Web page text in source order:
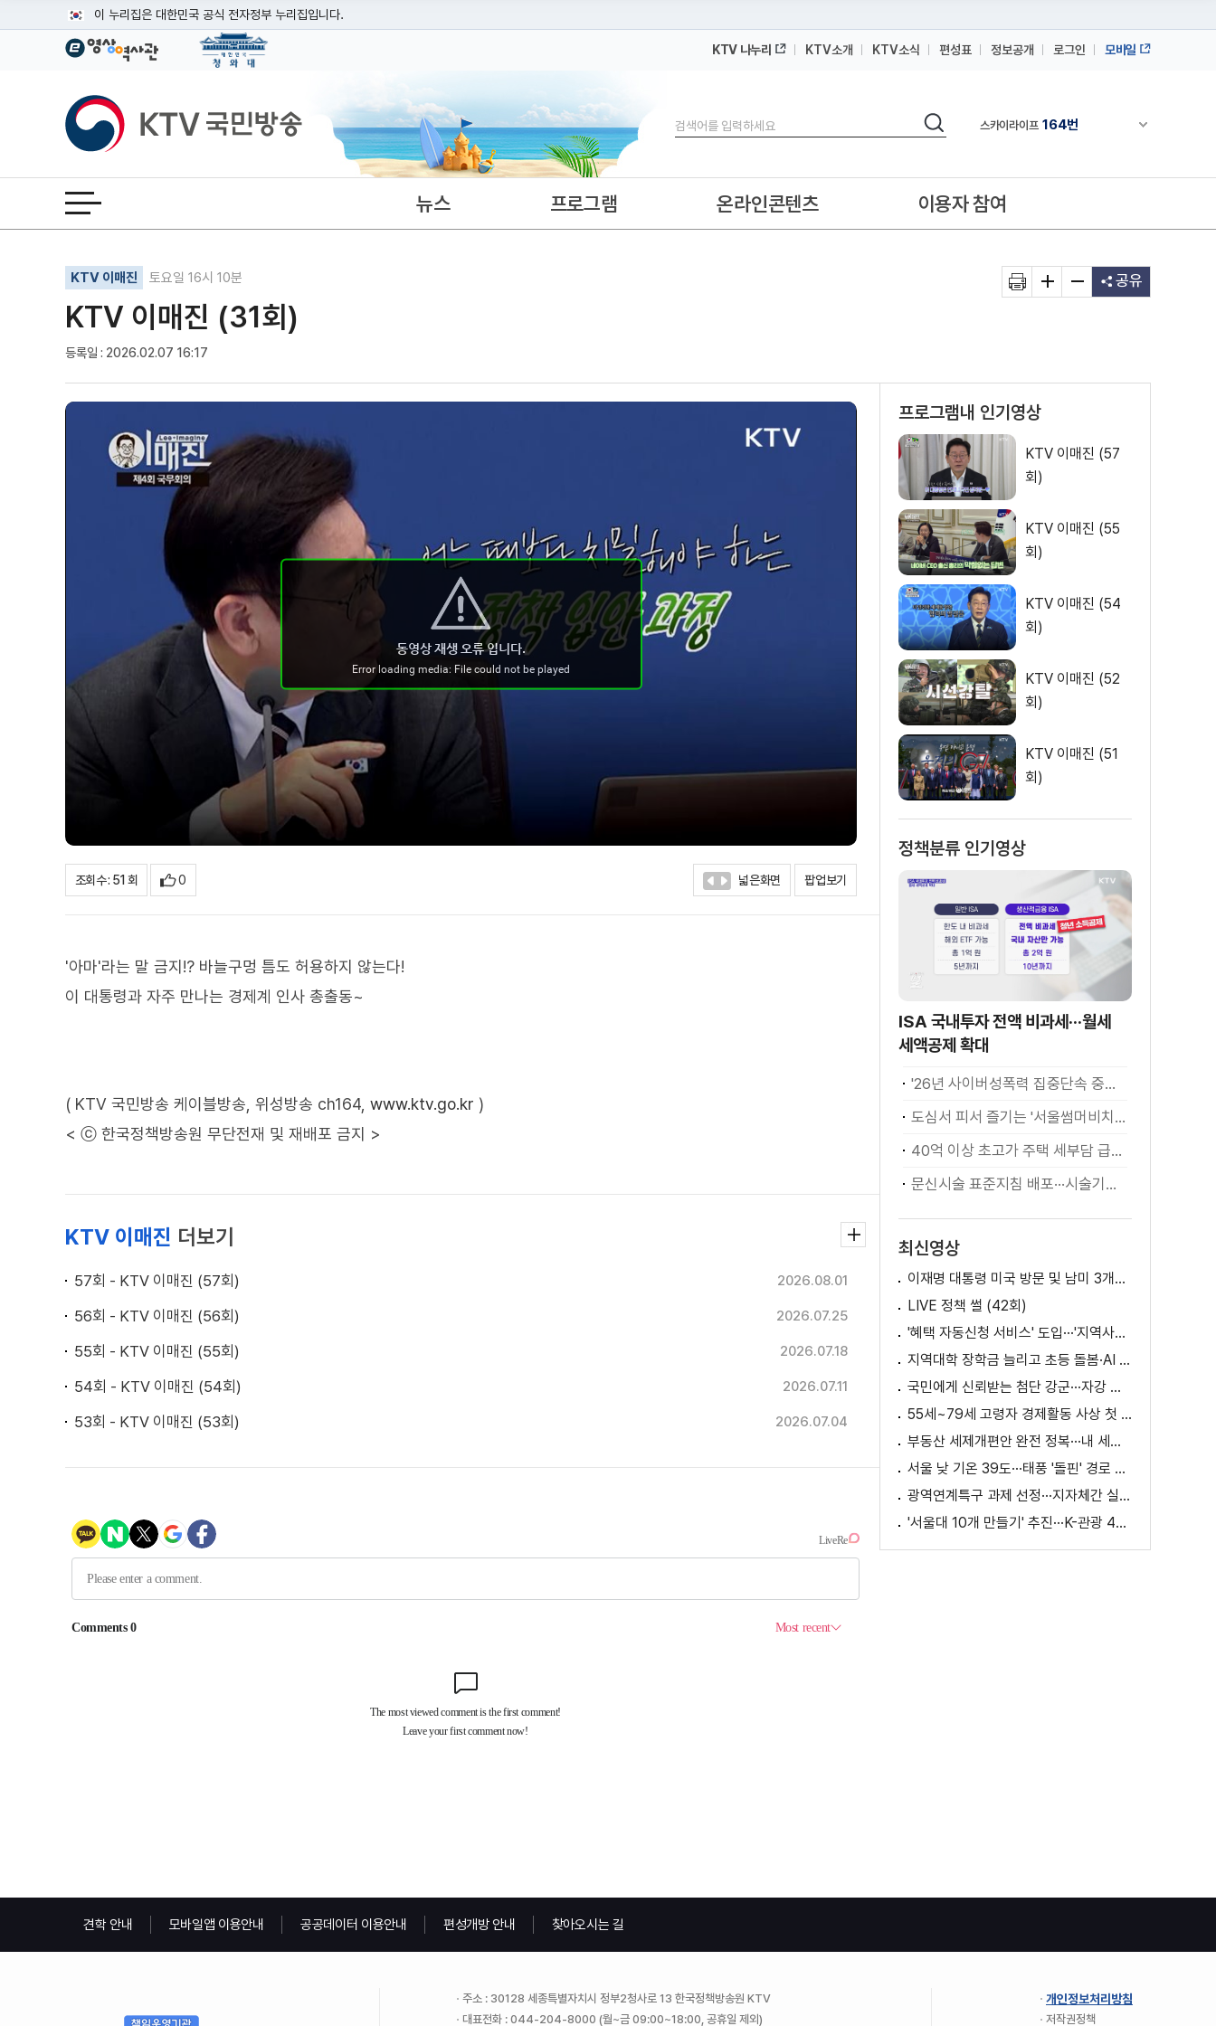
이 누리집은 대한민국 공식 전자정부 누리집입니다.
공식 누리집 주소 확인하기
이밖에 or.kr 또는 .kr등 다른 도메인 주소를 사용하고 있다면 아래 URL에서 도메인 주소를 확인해 보세요
운영중인 공식 누리집보기
KTV 나누리 KTV소개 KTV소식 편성표 정보공개 로그인 모바일
KTV국민방송
검색
검색 채널안내 펼쳐
스카이라이프 164번
스카이라이프 164번
스카이라이프
전체메뉴 열기 뉴스 프로그램 온라인콘텐츠 이용자 참여
KTV 이매진 토요일 16시 10분
KTV 이매진 (31회)
등록일 : 2026.02.07 16:17
기사인쇄
글자확대
글자축소 공유
조회수 : 51 회 0 넓은화면 팝업보기
'아마'라는 말 금지!? 바늘구멍 틈도 허용하지 않는다!
이 대통령과 자주 만나는 경제계 인사 총출동~
( KTV 국민방송 케이블방송, 위성방송 ch164, www.ktv.go.kr )
< ⓒ 한국정책방송원 무단전재 및 재배포 금지 >
KTV 이매진 더보기
57회 - KTV 이매진 (57회) 2026.08.01
56회 - KTV 이매진 (56회) 2026.07.25
55회 - KTV 이매진 (55회) 2026.07.18
54회 - KTV 이매진 (54회) 2026.07.11
53회 - KTV 이매진 (53회) 2026.07.04
프로그램내 인기영상
KTV 이매진 (57
회)
KTV 이매진 (55
회)
KTV 이매진 (54
회)
KTV 이매진 (52
회)
KTV 이매진 (51
회)
정책분류 인기영상
ISA 국내투자 전액 비과세···월세
세액공제 확대
'26년 사이버성폭력 집중단속 중간성과 발표···향후 추진계획은?
도심서 피서 즐기는 '서울썸머비치' 인기몰이
40억 이상 초고가 주택 세부담 급증···실수요자 보호 강화
문신시술 표준지침 배포···시술기구, 일회용 사용 후 폐기
최신영상
이재명 대통령 미국 방문 및 남미 3개국 순방 성과와 의미
LIVE 정책 썰 (42회)
'혜택 자동신청 서비스' 도입···'지역사랑상품권' 발행 확대
지역대학 장학금 늘리고 초등 돌봄·AI 교육 확대
국민에게 신뢰받는 첨단 강군···자강 국방·미래 전력 강화
55세~79세 고령자 경제활동 사상 첫 1천만 명 돌파
부동산 세제개편안 완전 정복···내 세금 어떻게 달라지나? [K-정책 사용법]
서울 낮 기온 39도···태풍 '돌핀' 경로 변수
광역연계특구 과제 선정···지자체간 실증 협력 확대
'서울대 10개 만들기' 추진···K-관광 4천만 시대 준비
견학 안내 모바일앱 이용안내 공공데이터 이용안내 편성개방 안내 찾아오시는 길
주소 : 30128 세종특별자치시 정부2청사로 13 한국정책방송원 KTV
대표전화 : 044-204-8000 (월~금 09:00~18:00, 공휴일 제외)
개인정보처리방침
저작권정책